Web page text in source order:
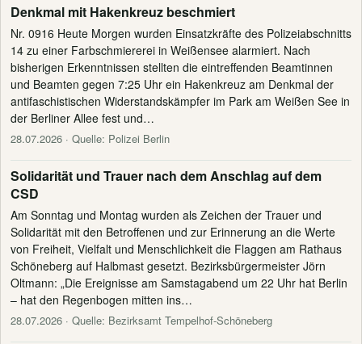
Denkmal mit Hakenkreuz beschmiert
Nr. 0916 Heute Morgen wurden Einsatzkräfte des Polizeiabschnitts
14 zu einer Farbschmiererei in Weißensee alarmiert. Nach
bisherigen Erkenntnissen stellten die eintreffenden Beamtinnen
und Beamten gegen 7:25 Uhr ein Hakenkreuz am Denkmal der
antifaschistischen Widerstandskämpfer im Park am Weißen See in
der Berliner Allee fest und…
28.07.2026 · Quelle: Polizei Berlin
Solidarität und Trauer nach dem Anschlag auf dem
CSD
Am Sonntag und Montag wurden als Zeichen der Trauer und
Solidarität mit den Betroffenen und zur Erinnerung an die Werte
von Freiheit, Vielfalt und Menschlichkeit die Flaggen am Rathaus
Schöneberg auf Halbmast gesetzt. Bezirksbürgermeister Jörn
Oltmann: „Die Ereignisse am Samstagabend um 22 Uhr hat Berlin
– hat den Regenbogen mitten ins…
28.07.2026 · Quelle: Bezirksamt Tempelhof-Schöneberg